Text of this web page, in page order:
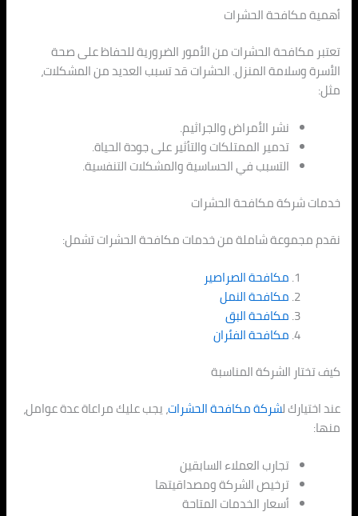
أهمية مكافحة الحشرات
تعتبر مكافحة الحشرات من الأمور الضرورية للحفاظ على صحة
الأسرة وسلامة المنزل. الحشرات قد تسبب العديد من المشكلات،
مثل:
نشر الأمراض والجراثيم.
تدمير الممتلكات والتأثير على جودة الحياة.
التسبب في الحساسية والمشكلات التنفسية.
خدمات شركة مكافحة الحشرات
نقدم مجموعة شاملة من خدمات مكافحة الحشرات تشمل:
مكافحة الصراصير
مكافحة النمل
مكافحة البق
مكافحة الفئران
كيف تختار الشركة المناسبة
عند اختيارك لشركة مكافحة الحشرات، يجب عليك مراعاة عدة عوامل،
منها:
تجارب العملاء السابقين
ترخيص الشركة ومصداقيتها
أسعار الخدمات المتاحة